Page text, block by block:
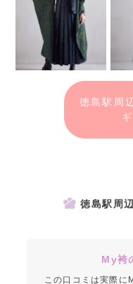
徳島駅周
徳島駅周
My袴
この口コミは実際に